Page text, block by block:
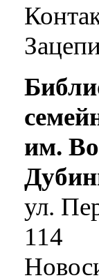
им.
ул.
114